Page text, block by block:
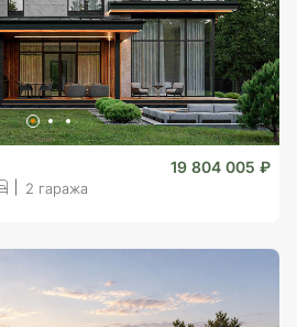
19 804 005 ₽
2 гаража